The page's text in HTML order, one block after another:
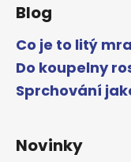
Blog
Co je to litý
Do koupelny
Sprchování
Novinky